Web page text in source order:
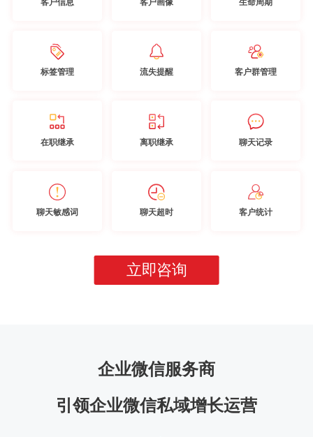
标签管理 流失提醒 客户群管理
在职继承 离职继承 聊天记录
聊天敏感词 聊天超时 客户统计
立即咨询
企业微信服务商
引领企业微信私域增长运营